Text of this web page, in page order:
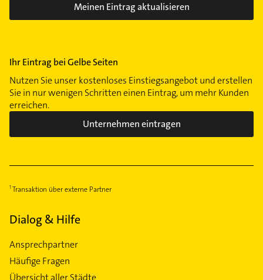
Meinen Eintrag aktualisieren
Ihr Eintrag bei Gelbe Seiten
Nutzen Sie unser kostenloses Einstiegsangebot und erstellen
Sie in nur wenigen Schritten einen Eintrag, um mehr Kunden
erreichen.
Unternehmen eintragen
Transaktion über externe Partner
Dialog & Hilfe
Ansprechpartner
Häufige Fragen
Übersicht aller Städte